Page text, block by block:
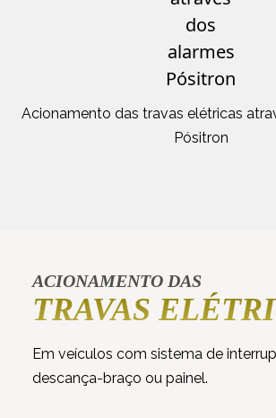
Acionamento das travas elétricas
Pósitron
ACIONAMENTO DAS
TRAVAS
Em veículos com sistema de
descança-braço ou painel.